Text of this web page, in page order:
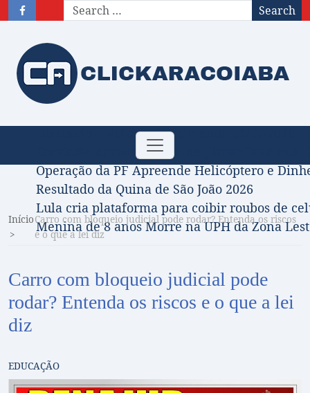
Search
Toggle
navigation
Obituário – Nota de falecimento: 31/07/2026
Comissão Aprova Projeto de Jilmar Tatto
Operação da PF Apreende Helicóptero e
Resultado da Quina de São João 2026
Lula cria plataforma para coibir roubos de
Menina de 8 anos Morre na UPH da Zona
InícioCarro com bloqueio judicial pode rodar? Entenda os riscos
e o que a lei diz
Carro com bloqueio judicial pode
rodar? Entenda os riscos e o que a lei
diz
EDUCAÇÃO